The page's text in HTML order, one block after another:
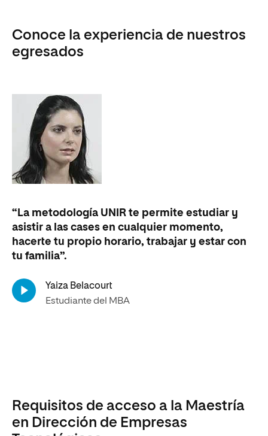
Conoce la experiencia de nuestros
egresados
“La metodología UNIR te permite estudiar y
asistir a las cases en cualquier momento,
hacerte tu propio horario, trabajar y estar con
tu familia”.
Yaiza Belacourt
Estudiante del MBA
Requisitos de acceso a la Maestría
en Dirección de Empresas